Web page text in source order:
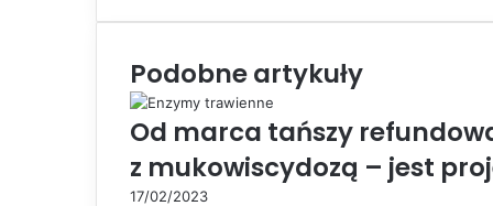
Podobne artykuły
Od marca tańszy
z mukowiscydozą – jest
17/02/2023